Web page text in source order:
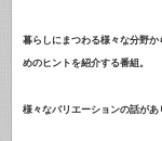
暮らしにまつわる様々な分野
めのヒントを紹介する番組。
様々なバリエーションの話があ